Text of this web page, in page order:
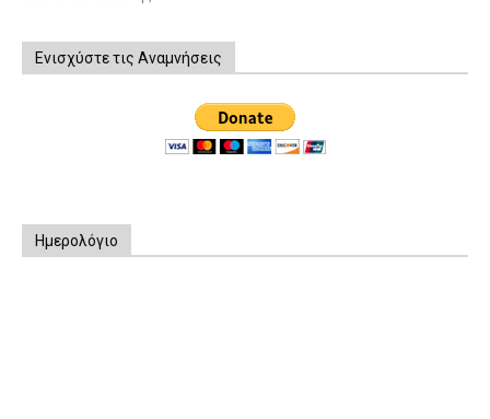
Ενισχύστε τις Αναμνήσεις
Ημερολόγιο